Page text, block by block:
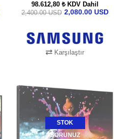
98.612,80 ₺ KDV Dahil
2,080.00 USD
2,400.00 USD
Karşılaştır
STOK
SORUNUZ